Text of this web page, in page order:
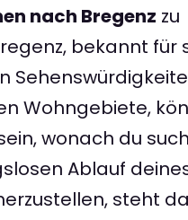
nach Bregenz zu
bekannt für
Wohngebiete,
wonach du
Ablauf
steht